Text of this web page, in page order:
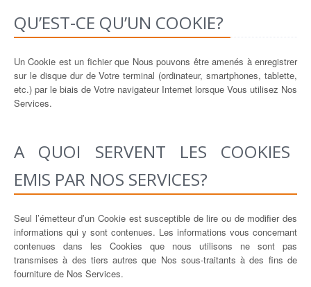
QU’EST-CE QU’UN COOKIE?
Un Cookie est un fichier que Nous pouvons être amenés à enregistrer
sur le disque dur de Votre terminal (ordinateur, smartphones, tablette,
etc.) par le biais de Votre navigateur Internet lorsque Vous utilisez Nos
Services.
A QUOI SERVENT LES COOKIES
EMIS PAR NOS SERVICES?
Seul l’émetteur d’un Cookie est susceptible de lire ou de modifier des
informations qui y sont contenues. Les informations vous concernant
contenues dans les Cookies que nous utilisons ne sont pas
transmises à des tiers autres que Nos sous-traitants à des fins de
fourniture de Nos Services.